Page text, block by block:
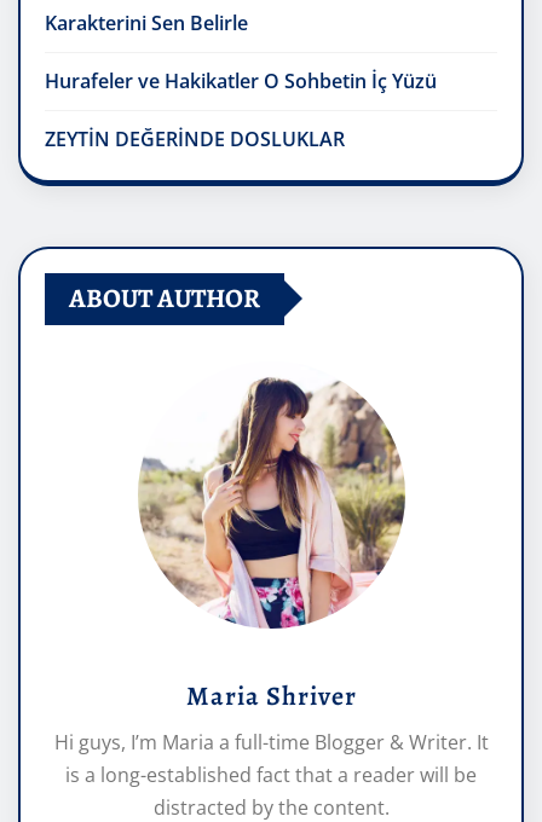
Karakterini Sen Belirle
Hurafeler ve Hakikatler O Sohbetin İç Yüzü
ZEYTİN DEĞERİNDE DOSLUKLAR
ABOUT AUTHOR
Maria Shriver
Hi guys, I’m Maria a full-time Blogger & Writer. It
is a long-established fact that a reader will be
distracted by the content.